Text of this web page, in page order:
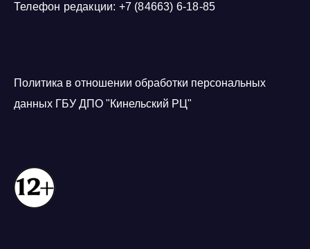
Телефон редакции: +7 (84663) 6-18-85
Политика в отношении обработки персональных
данных ГБУ ДПО "Кинельский РЦ"